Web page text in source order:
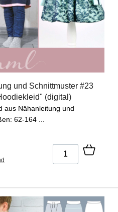
und Schnittmuster #23
(digital)
aus Nähanleitung und
62-164 ...